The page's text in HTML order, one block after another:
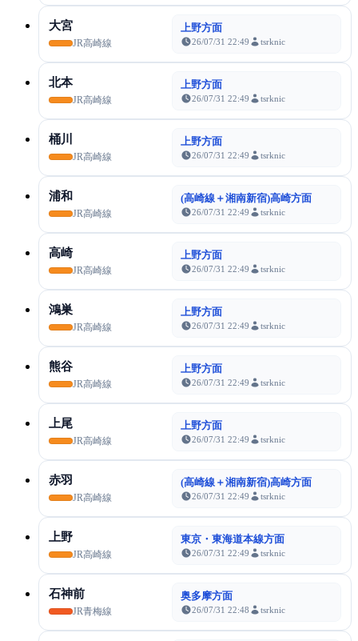
大宮
JR高崎線
上野方面
26/07/31 22:49 tsrknic
北本
JR高崎線
上野方面
26/07/31 22:49 tsrknic
桶川
JR高崎線
上野方面
26/07/31 22:49 tsrknic
浦和
JR高崎線
(高崎線＋湘南新宿)高崎方面
26/07/31 22:49 tsrknic
高崎
JR高崎線
上野方面
26/07/31 22:49 tsrknic
鴻巣
JR高崎線
上野方面
26/07/31 22:49 tsrknic
熊谷
JR高崎線
上野方面
26/07/31 22:49 tsrknic
上尾
JR高崎線
上野方面
26/07/31 22:49 tsrknic
赤羽
JR高崎線
(高崎線＋湘南新宿)高崎方面
26/07/31 22:49 tsrknic
上野
JR高崎線
東京・東海道本線方面
26/07/31 22:49 tsrknic
石神前
JR青梅線
奥多摩方面
26/07/31 22:48 tsrknic